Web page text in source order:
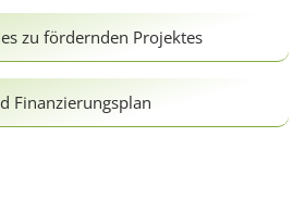
zu fördernden Projektes
Finanzierungsplan